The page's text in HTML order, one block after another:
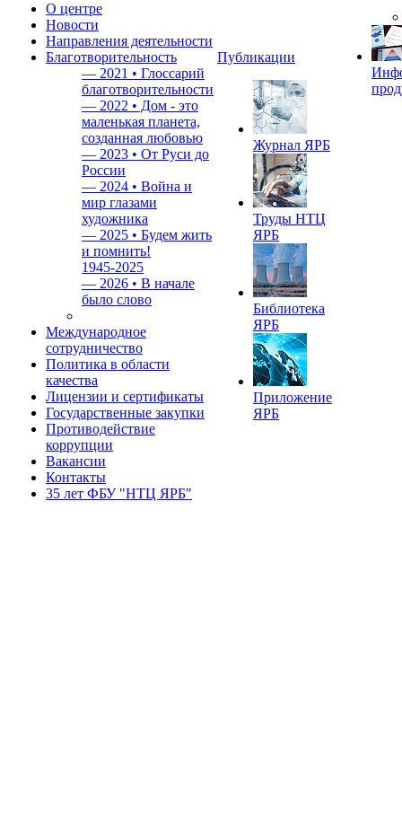
О центре
Новости
Направления деятельности
Благотворительность
— 2021 • Глоссарий
благотворительности
— 2022 • Дом - это
маленькая планета,
созданная любовью
— 2023 • От Руси до
России
— 2024 • Война и
мир глазами
художника
— 2025 • Будем жить
и помнить!
1945-2025
— 2026 • В начале
было слово
Международное
сотрудничество
Политика в области
качества
Лицензии и сертификаты
Государственные закупки
Противодействие
коррупции
Вакансии
Контакты
35 лет ФБУ "НТЦ ЯРБ"
Публикации
Журнал ЯРБ
Труды НТЦ
ЯРБ
Библиотека
ЯРБ
Приложение
ЯРБ